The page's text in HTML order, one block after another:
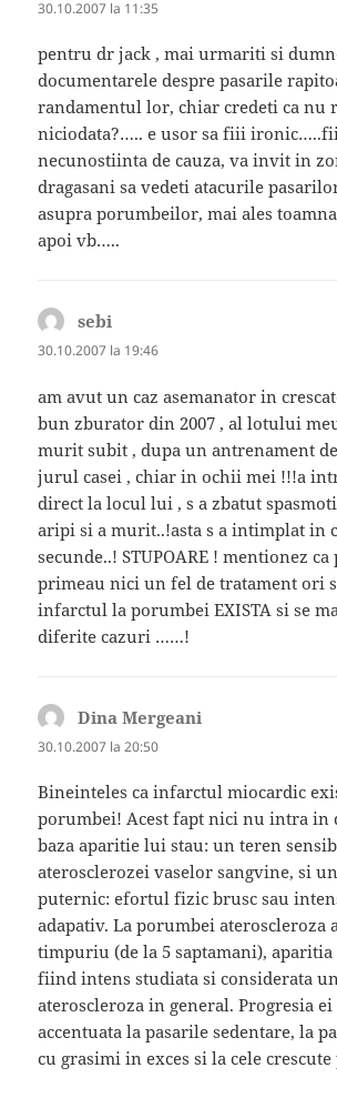
30.10.2007 la 11:35
pentru dr jack , mai urmariti si
documentarele despre pasarile
randamentul lor, chiar credeti ca nu
niciodata?….. e usor sa fiii
necunostiinta de cauza, va invit in
dragasani sa vedeti atacurile
asupra porumbeilor, mai ales
apoi vb…..
sebi
30.10.2007 la 19:46
am avut un caz asemanator in
bun zburator din 2007 , al lotului
murit subit , dupa un antrenament
jurul casei , chiar in ochii mei !!!a
direct la locul lui , s a zbatut
aripi si a murit..!asta s a intimplat in
secunde..! STUPOARE ! mentionez
primeau nici un fel de tratament ori
infarctul la porumbei EXISTA si se
diferite cazuri ……!
Dina Mergeani
30.10.2007 la 20:50
Bineinteles ca infarctul miocardic
porumbei! Acest fapt nici nu intra in
baza aparitie lui stau: un teren
aterosclerozei vaselor sangvine, si
puternic: efortul fizic brusc sau
adapativ. La porumbei ateroscleroza
timpuriu (de la 5 saptamani), aparitia
fiind intens studiata si considerata
ateroscleroza in general. Progresia ei
accentuata la pasarile sedentare, la
cu grasimi in exces si la cele